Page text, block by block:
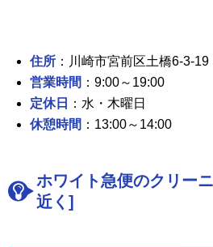
住所 ：川崎市宮前区土橋6-3-19
営業時間 ：9:00～19:00
定休日
：水・木曜日
休憩時間 ：13:00～14:00
ホワイト急便のクリー
近く]